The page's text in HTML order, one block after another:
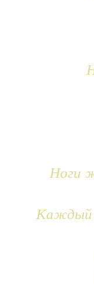
Ноги
Каждый